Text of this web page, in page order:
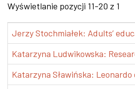
Wyświetlanie pozycji 11-20 z 1
Jerzy Stochmiałek: Adults’
Katarzyna Ludwikowska:
Katarzyna Sławińska: